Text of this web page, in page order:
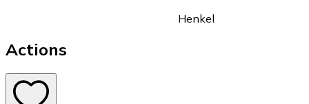
Henkel
Actions